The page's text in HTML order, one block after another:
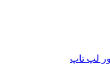
لپ تاپ